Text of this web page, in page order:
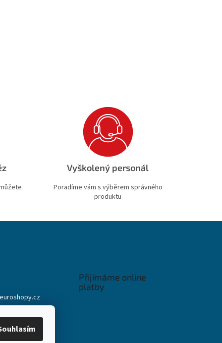
Vyškolený personál
Poradíme vám s výběrem správného
produktu
euroshopy.cz
931 019
Euroshopy
Přijímáme online
platby